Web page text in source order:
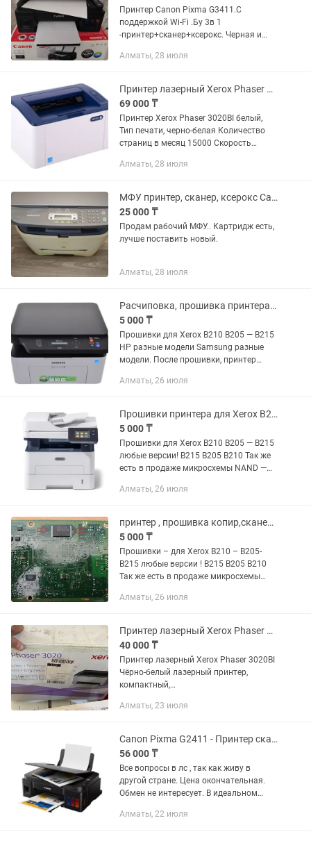
Принтер Canon Pixma G3411.С
поддержкой Wi-Fi .Бу 3в 1
-принтер+сканер+ксерокс. Черная и
принтере надо поменять 2
Можно на запчасти....
Алматы, 28 июля
Принтер лазерный Xerox Phaser 3020BI
69 000 ₸
Принтер Xerox Phaser 3020BI белый,
Тип печати, черно-белая Количество
страниц в месяц 15000 Скорость
разрешение 1200×1200dpi Объем
Алматы, 28 июля
МФУ принтер, сканер, ксерокс Canon mf3228
25 000 ₸
Продам рабочий МФУ.. Картридж есть,
лучше поставить новый.
Алматы, 28 июля
Расчиповка, прошивка принтера, HP-Samsung-Xerox B210 215 205
5 000 ₸
Прошивки для Xerox B210 B205 — B215
HP разные модели Samsung разные
модели. После прошивки, принтер
дальнейшем, сможете заправлять без
Алматы, 26 июля
Прошивки принтера для Xerox B210 B205 — B215 Новые версии
5 000 ₸
Прошивки для Xerox B210 B205 — B215
любые версии! B215 B205 B210 Так же
есть в продаже микросхемы NAND —
модели Samsung разные модели.
Алматы, 26 июля
принтер , прошивка копир,сканер Xerox B215 B210B205. Hp ,Samsung
5 000 ₸
Прошивки – для Xerox B210 – B205-
B215 любые версии ! B215 B205 B210
Так же есть в продаже микросхемы
Прошитые микросхемы . HP – разные
Алматы, 26 июля
Принтер лазерный Xerox Phaser 3020 BI
40 000 ₸
Принтер лазерный Xerox Phaser 3020BI
Чёрно-белый лазерный принтер,
компактный,
Алматы, 23 июля
Canon Pixma G2411 - Принтер сканер ксерокс 3в1
56 000 ₸
Все вопросы в лс , так как живу в
другой стране. Цена окончательная.
Обмен не интересует. В идеальном
комплекте 1бутылка новой чёрной
Алматы, 22 июля